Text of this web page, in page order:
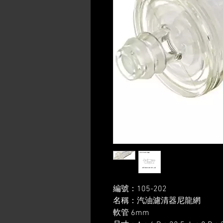
編號：105-202
名稱：汽油濾清器尼龍網
軟管 6mm